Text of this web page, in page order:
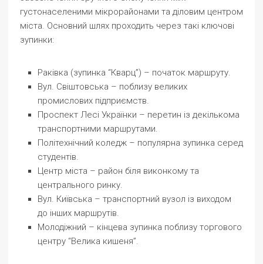
густонаселеними мікрорайонами та діловим центром
міста. Основний шлях проходить через такі ключові
зупинки:
Раківка (зупинка “Кварц”) – початок маршруту.
Вул. Свіштовська – поблизу великих
промислових підприємств.
Проспект Лесі Українки – перетин із декількома
транспортними маршрутами.
Політехнічний коледж – популярна зупинка серед
студентів.
Центр міста – район біля виконкому та
центрального ринку.
Вул. Київська – транспортний вузол із виходом
до інших маршрутів.
Молодіжний – кінцева зупинка поблизу торгового
центру “Велика кишеня”.